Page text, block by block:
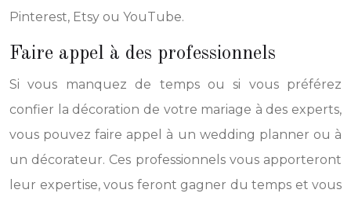
Pinterest, Etsy ou YouTube.
Faire appel à des professionnels
Si vous manquez de temps ou si vous préférez
confier la décoration de votre mariage à des experts,
vous pouvez faire appel à un wedding planner ou à
un décorateur. Ces professionnels vous apporteront
leur expertise, vous feront gagner du temps et vous